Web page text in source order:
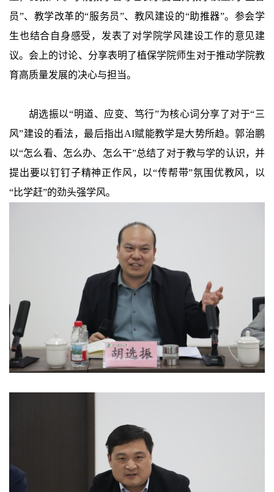
员”、教学改革的“服务员”、教风建设的“助推器”。参会学
生也结合自身感受，发表了对学院学风建设工作的意见建
议。会上的讨论、分享表明了植保学院师生对于推动学院教
育高质量发展的决心与担当。
胡选振以“明道、应变、笃行”为核心词分享了对于“三
风”建设的看法，最后指出AI赋能教学是大势所趋。郭治鹏
以“怎么看、怎么办、怎么干”总结了对于教与学的认识，并
提出要以钉钉子精神正作风，以“传帮带”氛围优教风，以
“比学赶”的劲头强学风。